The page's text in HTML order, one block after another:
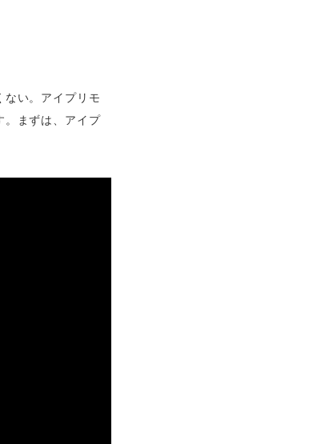
ない。アイプリモ
。まずは、アイプ